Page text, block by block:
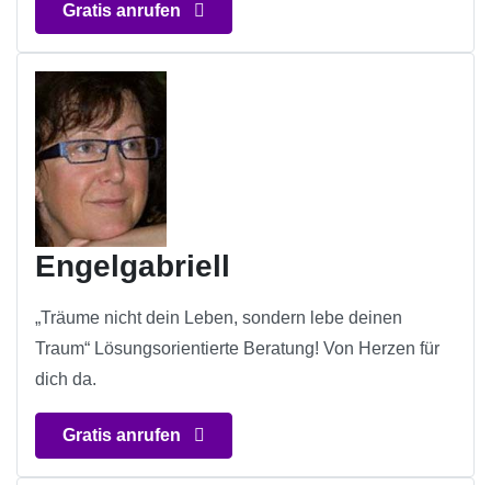
Gratis anrufen
Engelgabriell
„Träume nicht dein Leben, sondern lebe deinen
Traum“ Lösungsorientierte Beratung! Von Herzen für
dich da.
Gratis anrufen